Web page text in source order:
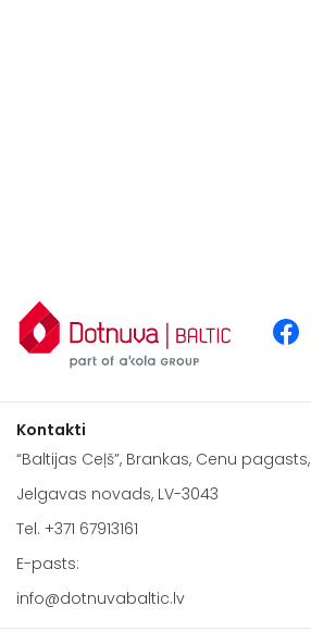
Kontakti
“Baltijas Ceļš”, Brankas, Cenu pagasts,
Jelgavas novads, LV-3043
Tel. +371 67913161
E-pasts:
info@dotnuvabaltic.lv